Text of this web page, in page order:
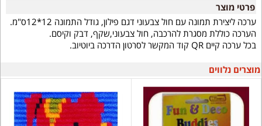
פרטי מוצר
ערכה ליצירת תמונה עם חול צבעוני דגם פילון, גודל התמונה 12*12ס"מ.
הערכה כוללת מסגרת להרכבה, חול צבעוני,שקף, דבק וקיסם.
בכל ערכה קיים QR קוד המקשר לסרטון הדרכה ביוטיוב.
מוצרים נלווים